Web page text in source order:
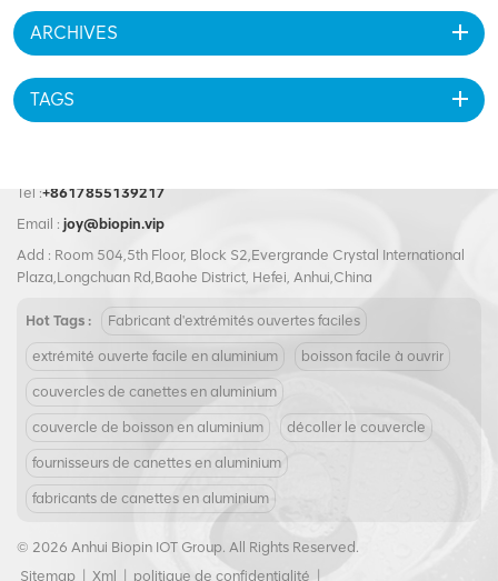
ARCHIVES
TAGS
Tel :+8617855139217
Email : joy@biopin.vip
Add : Room 504,5th Floor, Block S2,Evergrande Crystal International
Plaza,Longchuan Rd,Baohe District, Hefei, Anhui,China
Hot Tags : Fabricant d'extrémités ouvertes faciles
extrémité ouverte facile en aluminium boisson facile à ouvrir
couvercles de canettes en aluminium
couvercle de boisson en aluminium décoller le couvercle
fournisseurs de canettes en aluminium
fabricants de canettes en aluminium
© 2026 Anhui Biopin IOT Group. All Rights Reserved.
Sitemap
Xml politique de confidentialité